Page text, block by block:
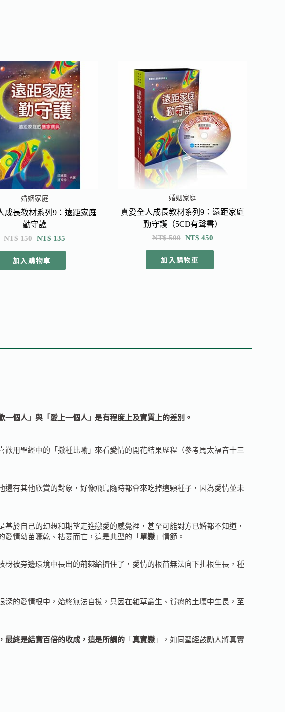
婚姻家庭
成長教材系列9：遠距家庭
勤守護
NT$150 NT$ 135
加入購物車
婚姻家庭
真愛全人成長教材系列9：遠距家庭
勤守護（5CD有聲書）
NT$500 NT$ 450
加入購物車
歡一個人」與「愛上一個人」是有程度上及實質上的差別。
用聖經中的「撒種比喻」來看愛情的開花結果歷程（參考馬太福音十三
有其他欣賞的對象，好像飛鳥隨時都會來吃掉這顆種子，因為愛情並未
自己的幻想和期望走進戀愛的感覺裡，甚至可能對方已婚都不知道，
情幼苗曬乾、枯萎而亡，這是典型的「 單戀 」情節。
被旁邊環境中長出的荊棘給擠住了，愛情的根苗無法向下扎根生長，種
的愛情根中，始終無法自拔，只因在雜草叢生、貧瘠的土壤中生長，至
終是結實百倍的收成，這是所謂的 「真實戀 」，如同聖經鼓勵人將真實